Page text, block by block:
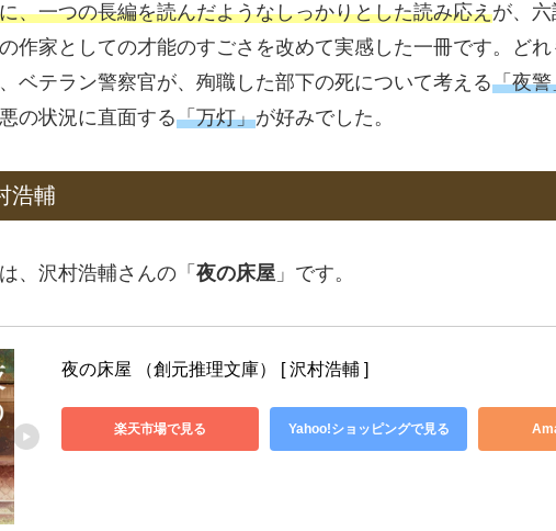
、一つの長編を読んだようなしっかりとした読み応えが、
作家としての才能のすごさを改めて実感した一冊です。ど
ベテラン警察官が、殉職した部下の死について考える「夜警
の状況に直面する「万灯」が好みでした。
浩輔
、沢村浩輔さんの「 夜の床屋 」です。
夜の床屋 （創元推理文庫） [ 沢村浩輔 ]
楽天市場で見る Yahoo!ショッピングで見る